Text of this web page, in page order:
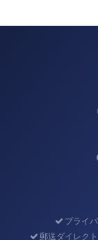
プライ
郵送ダイレク